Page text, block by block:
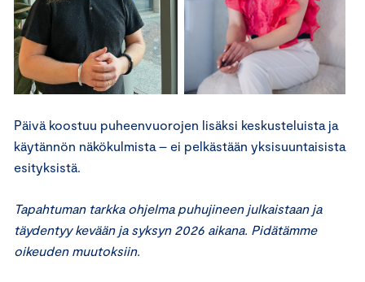
Päivä koostuu puheenvuorojen lisäksi keskusteluista ja
käytännön näkökulmista – ei pelkästään yksisuuntaisista
esityksistä.
Tapahtuman tarkka ohjelma puhujineen julkaistaan ja
täydentyy kevään ja syksyn 2026 aikana. Pidätämme
oikeuden muutoksiin.